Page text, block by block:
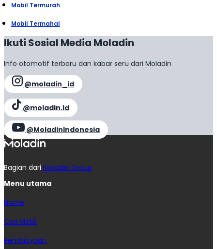
Mobil Termurah
Mobil Termahal
Ikuti Sosial Media Moladin
Info otomotif terbaru dan kabar seru dari Moladin
@moladin_id
@moladin.id
@MoladinIndonesia
Bagian dari Moladin Group
Menu utama
Home
Cari Mobil
Pembiayaan